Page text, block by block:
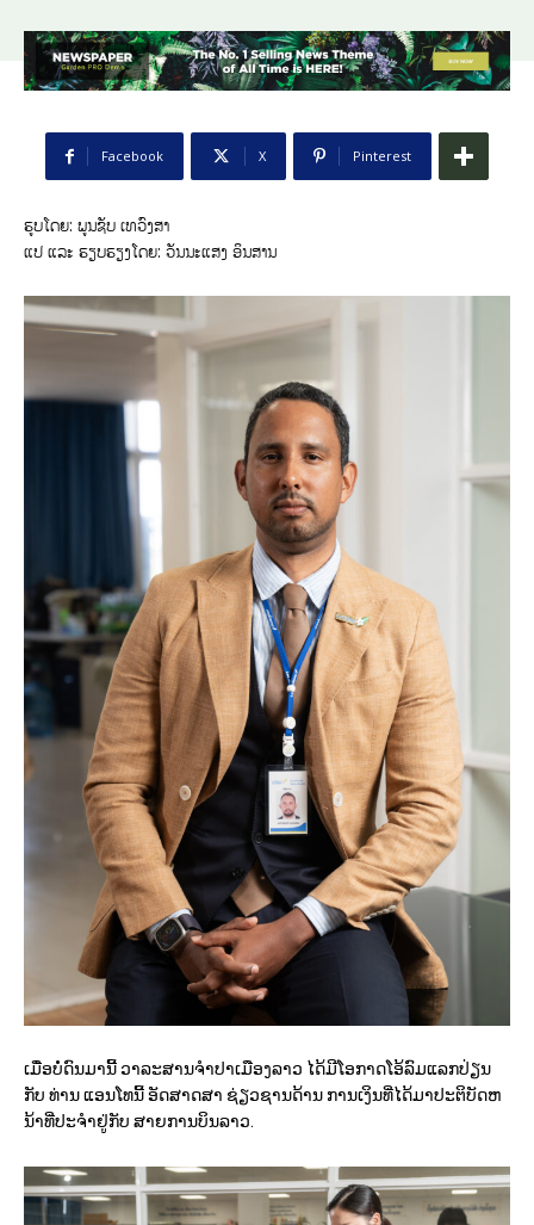
Facebook X Pinterest
ຮູບໂດຍ: ພູນຊັບ ເທວົງສາ
ແປ ແລະ ຮຽບຮຽງໂດຍ: ວັນນະແສງ ອິນສານ
ເມື່ອບໍ່ດົນມານີ້ ວາລະສານຈໍາປາເມືອງລາວ ໄດ້ມີໂອກາດໂອ້ລົມແລກປ່ຽນ
ກັບ ທ່ານ ແອນໂທນີ້ ອັດສາດສາ ຊ່ຽວຊານດ້ານ ການເງິນທີ່ໄດ້ມາປະຕິບັດຫ
ນ້າທີ່ປະຈໍາຢູ່ກັບ ສາຍການບິນລາວ.